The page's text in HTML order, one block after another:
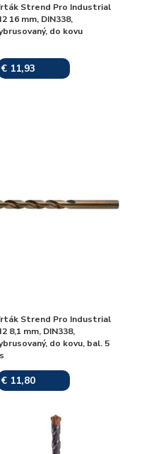
Strend Pro Industrial
16 mm, DIN338,
do kovu
€ 11,93
Strend Pro Industrial
8,1 mm, DIN338,
do kovu, bal. 5
€ 11,80